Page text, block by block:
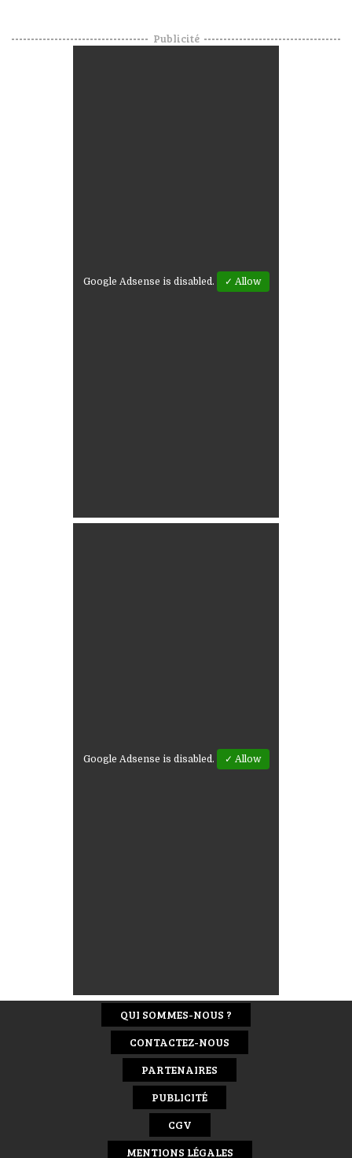
Publicité
Google Adsense is disabled. ✓ Allow
Google Adsense is disabled. ✓ Allow
QUI SOMMES-NOUS ?
CONTACTEZ-NOUS
PARTENAIRES
PUBLICITÉ
CGV
MENTIONS LÉGALES